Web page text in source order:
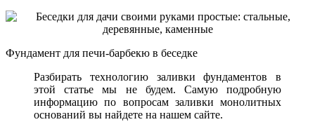
Фундамент для печи-барбекю в беседке
Разбирать технологию заливки фундаментов в
этой статье мы не будем. Самую подробную
информацию по вопросам заливки монолитных
оснований вы найдете на нашем сайте.